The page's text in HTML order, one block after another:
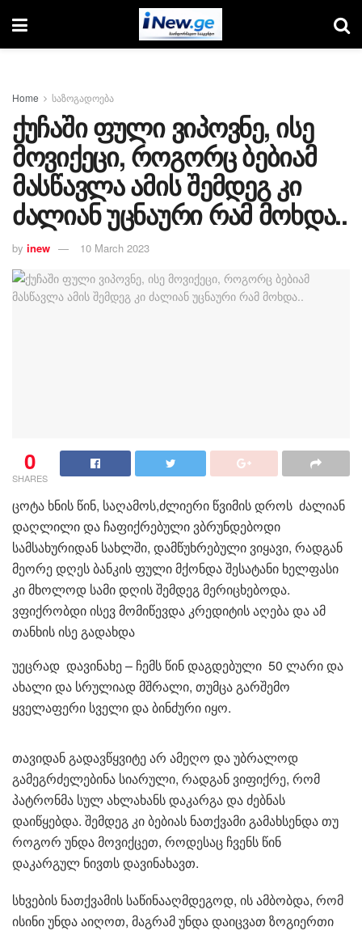
Home საზოგადოება
ქუჩაში ფული ვიპოვნე, ისე
მოვიქეცი, როგორც ბებიამ
მასწავლა ამის შემდეგ კი
ძალიან უცნაური რამ მოხდა..
by inew 10 March 2023
0
SHARES
ცოტა ხნის წინ, საღამოს,ძლიერი წვიმის დროს ძალიან
დაღლილი და ჩაფიქრებული ვბრუნდებოდი
სამსახურიდან სახლში, დამწუხრებული ვიყავი, რადგან
მეორე დღეს ბანკის ფული მქონდა შესატანი ხელფასი
კი მხოლოდ სამი დღის შემდეგ მერიცხებოდა.
ვფიქრობდი ისევ მომიწევდა კრედიტის აღება და ამ
თანხის ისე გადახდა
უეცრად დავინახე – ჩემს წინ დაგდებული 50 ლარი და
ახალი და სრულიად მშრალი, თუმცა გარშემო
ყველაფერი სველი და ბინძური იყო.
თავიდან გადავწყვიტე არ ამეღო და უბრალოდ
გამეგრძელებინა სიარული, რადგან ვიფიქრე, რომ
პატრონმა სულ ახლახანს დაკარგა და ძებნას
დაიწყებდა. შემდეგ კი ბებიას ნათქვამი გამახსენდა თუ
როგორ უნდა მოვიქცეთ, როდესაც ჩვენს წინ
დაკარგულ ნივთს დავინახავთ.
სხვების ნათქვამის საწინააღმდეგოდ, ის ამბობდა, რომ
ისინი უნდა აიღოთ, მაგრამ უნდა დაიცვათ ზოგიერთი